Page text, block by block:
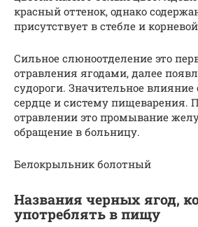
красный оттенок, однако
присутствует в стебле и
Сильное слюноотделение это
отравления ягодами, далее
судороги. Значительное влияние
сердце и систему пищеварения.
отравлении это промывание
обращение в больницу.
Белокрыльник болотный
Названия черных ягод,
употреблять в пищу